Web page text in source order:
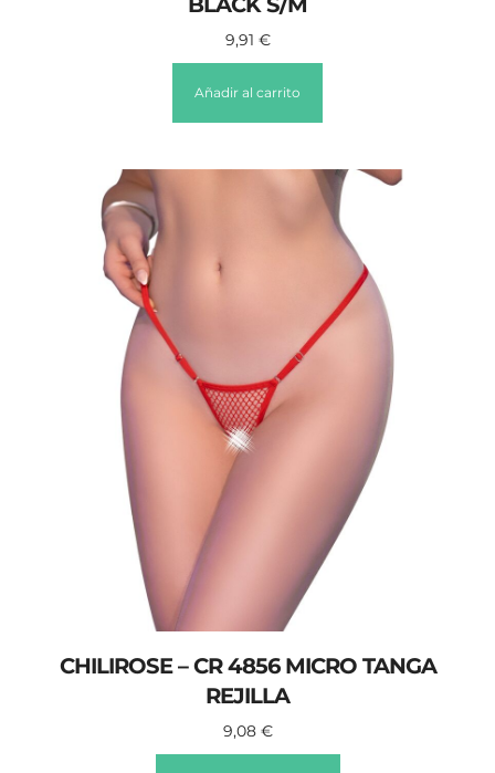
9,91 €
Añadir al carrito
CHILIROSE – CR 4856 MICRO TANGA
REJILLA
9,08 €